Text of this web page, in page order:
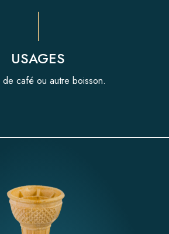
USAGES
de café ou autre boisson.